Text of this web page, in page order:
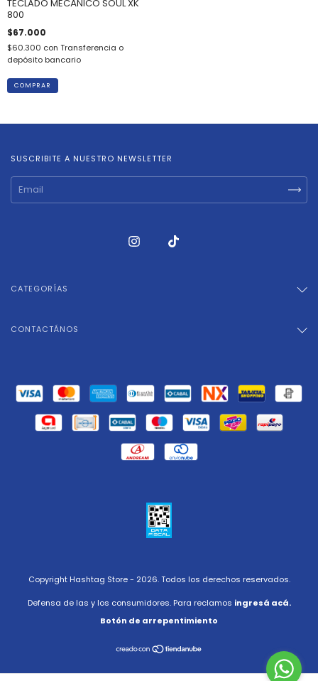
TECLADO MECÁNICO SOUL XK
800
$67.000
$60.300 con Transferencia o
depósito bancario
SUSCRIBITE A NUESTRO NEWSLETTER
CATEGORÍAS
CONTACTÁNOS
Copyright Hashtag Store - 2026. Todos los derechos reservados.
Defensa de las y los consumidores. Para reclamos ingresá acá.
Botón de arrepentimiento